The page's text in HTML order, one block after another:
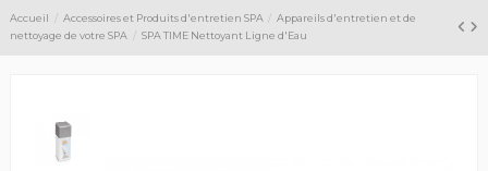
Accueil Accessoires et Produits d'entretien SPA
Appareils d'entretien et de
nettoyage de votre SPA
SPA TIME Nettoyant Ligne d'Eau